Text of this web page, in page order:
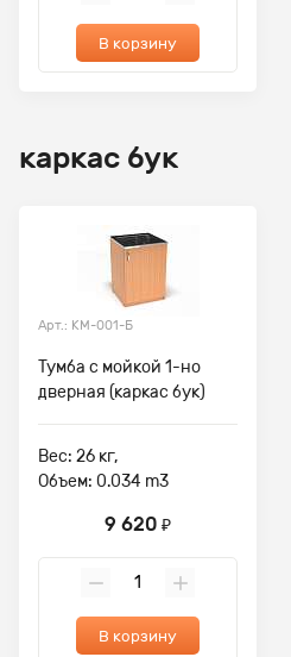
В корзину
каркас бук
Арт.: КМ-001-Б
Тумба с мойкой 1-но
дверная (каркас бук)
Вес: 26 кг,
Объем: 0.034 m3
9 620 ₽
В корзину